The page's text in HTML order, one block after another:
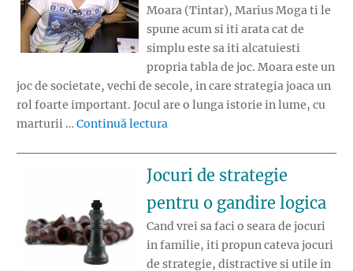
Moara (Tintar), Marius Moga ti le
spune acum si iti arata cat de
simplu este sa iti alcatuiesti
propria tabla de joc. Moara este un
joc de societate, vechi de secole, in care strategia joaca un
rol foarte important. Jocul are o lunga istorie in lume, cu
marturii … Continuă lectura
Jocuri de strategie
pentru o gandire logica
Cand vrei sa faci o seara de jocuri
in familie, iti propun cateva jocuri
de strategie, distractive si utile in